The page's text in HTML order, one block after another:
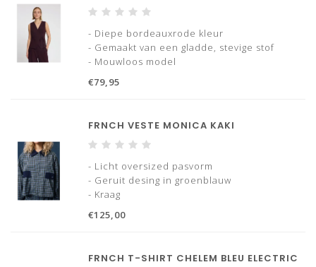
- Diepe bordeauxrode kleur
- Gemaakt van een gladde, stevige stof
- Mouwloos model
- Overslagmodel met striksluiting aan de
€79,95
FRNCH VESTE MONICA KAKI
- Licht oversized pasvorm
- Geruit desing in groenblauw
- Kraag
- Zakken aan de voorzijde
€125,00
FRNCH T-SHIRT CHELEM BLEU ELECTRIC